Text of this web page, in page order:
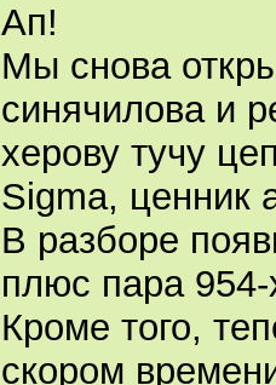
Ап!
Мы снова
синячилова и
херову тучу
Sigma, ценник
В разборе
плюс пара 954-
Кроме того,
скором